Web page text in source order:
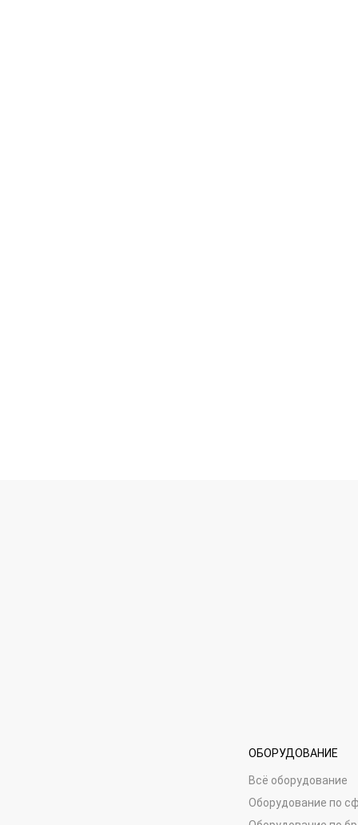
ОБОРУДОВАНИЕ
Всё оборудование
Оборудование по